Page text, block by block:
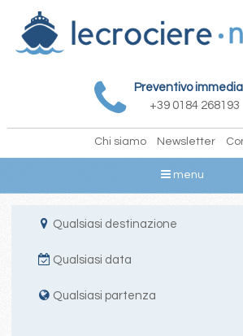
Preventivo
+39 0184 268193
Chi siamo Newsletter
menu
Qualsiasi destinazione
Qualsiasi data
Qualsiasi partenza